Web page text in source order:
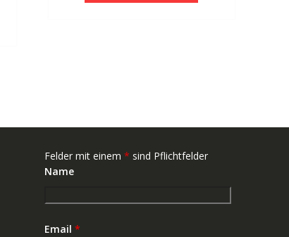
Felder mit einem * sind Pflichtfelder
Name
Email *